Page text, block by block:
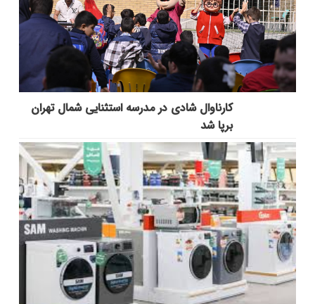
کارناوال شادی در مدرسه استثنایی شمال تهران
برپا شد